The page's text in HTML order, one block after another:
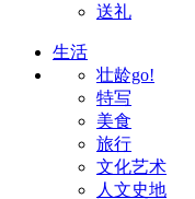
送礼
生活
壮龄go!
特写
美食
旅行
文化艺术
人文史地